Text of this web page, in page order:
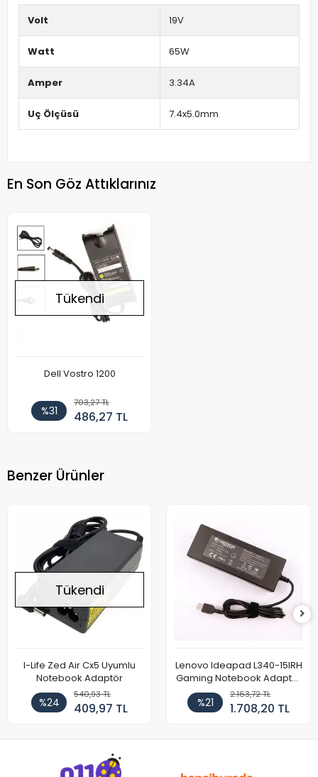
Volt 19V
Watt 65W
Amper 3.34A
Uç Ölçüsü 7.4x5.0mm
En Son Göz Attıklarınız
Tükendi
Dell Vostro 1200
%31
703,27 TL
486,27 TL
Benzer Ürünler
Tükendi
I-Life Zed Air Cx5 Uyumlu
Notebook Adaptör
%24
540,93 TL
409,97 TL
Lenovo Ideapad L340-15IRH
Gaming Notebook Adaptör
Cihazı Şarj Aleti (150W)
%21
2.163,72 TL
1.708,20 TL